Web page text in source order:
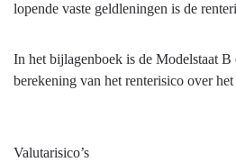
lopende vaste geldleningen is de
In het bijlagenboek is de Modelstaat B
berekening van het renterisico over
Valutarisico’s